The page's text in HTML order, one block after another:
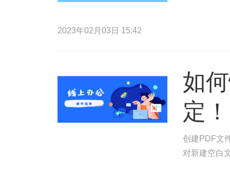
2023年02月03日 15:42
如
定！
创建PDF文
对新建空白